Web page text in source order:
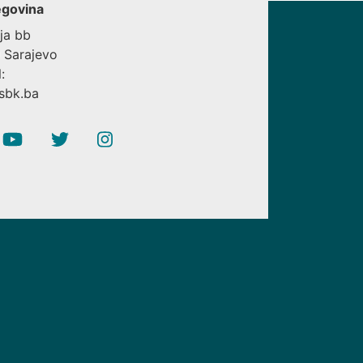
bb
Sarajevo